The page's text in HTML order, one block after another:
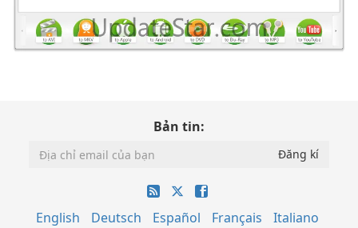
Bản tin:
English Deutsch Español Français
Italiano